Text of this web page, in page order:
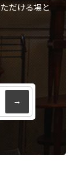
だける場と
→